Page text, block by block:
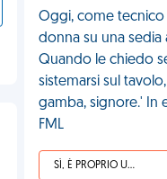
Oggi, come
donna su una sedia
Quando le chiedo
sistemarsi sul
gamba, signore.' In
FML
SÌ, È PROPRIO UNA VDM!